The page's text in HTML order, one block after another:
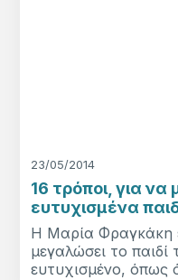
23/05/2014
16 τρόποι, για
ευτυχισμένα
Η Μαρία Φραγκάκη
μεγαλώσει το παιδί
ευτυχισμένο, όπως